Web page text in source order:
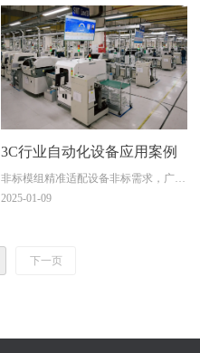
3C行业自动化设备应用案例
非标模组精准适配设备非标需求，广泛
应用于视觉对位、校正、上下料、贴
2025-01-09
下一页